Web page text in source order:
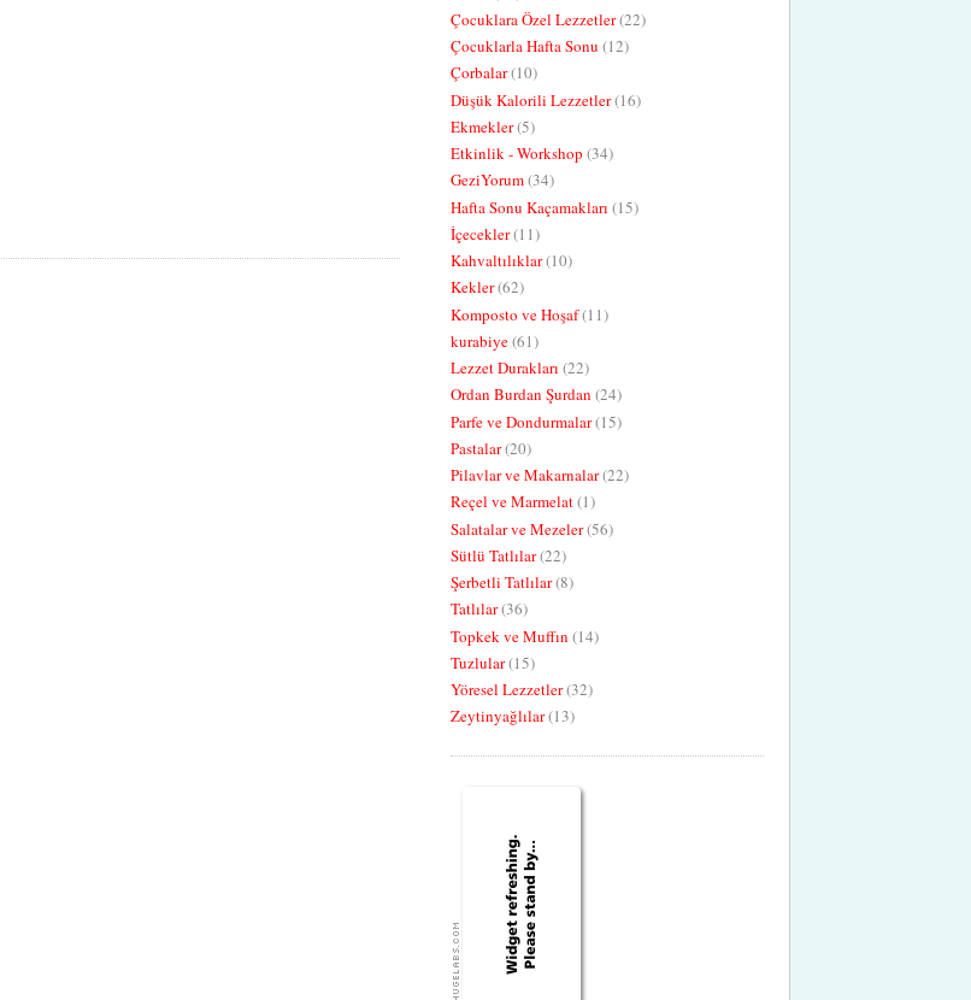
Çocuklara Özel Lezzetler(22)
Çocuklarla Hafta Sonu (12)
Çorbalar(10)
Düşük Kalorili Lezzetler(16)
Ekmekler(5)
Etkinlik - Workshop (34)
GeziYorum(34)
Hafta Sonu Kaçamakları (15)
İçecekler(11)
Kahvaltılıklar(10)
Kekler(62)
Komposto ve Hoşaf(11)
kurabiye(61)
Lezzet Durakları (22)
Ordan Burdan Şurdan (24)
Parfe ve Dondurmalar(15)
Pastalar(20)
Pilavlar ve Makarnalar(22)
Reçel ve Marmelat(1)
Salatalar ve Mezeler(56)
Sütlü Tatlılar(22)
Şerbetli Tatlılar(8)
Tatlılar(36)
Topkek ve Muffın (14)
Tuzlular(15)
Yöresel Lezzetler(32)
Zeytinyağlılar(13)